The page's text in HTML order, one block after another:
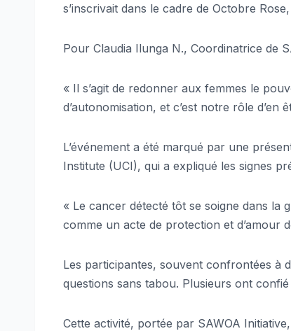
s’inscrivait dans le cadre de Octobre
Pour Claudia Ilunga N., Coordinatrice de
« Il s’agit de redonner aux femmes le
d’autonomisation, et c’est notre rôle d’en
L’événement a été marqué par une
Institute (UCI), qui a expliqué les signes
« Le cancer détecté tôt se soigne dans la
comme un acte de protection et d’amour
Les participantes, souvent confrontées à
questions sans tabou. Plusieurs ont
Cette activité, portée par SAWOA